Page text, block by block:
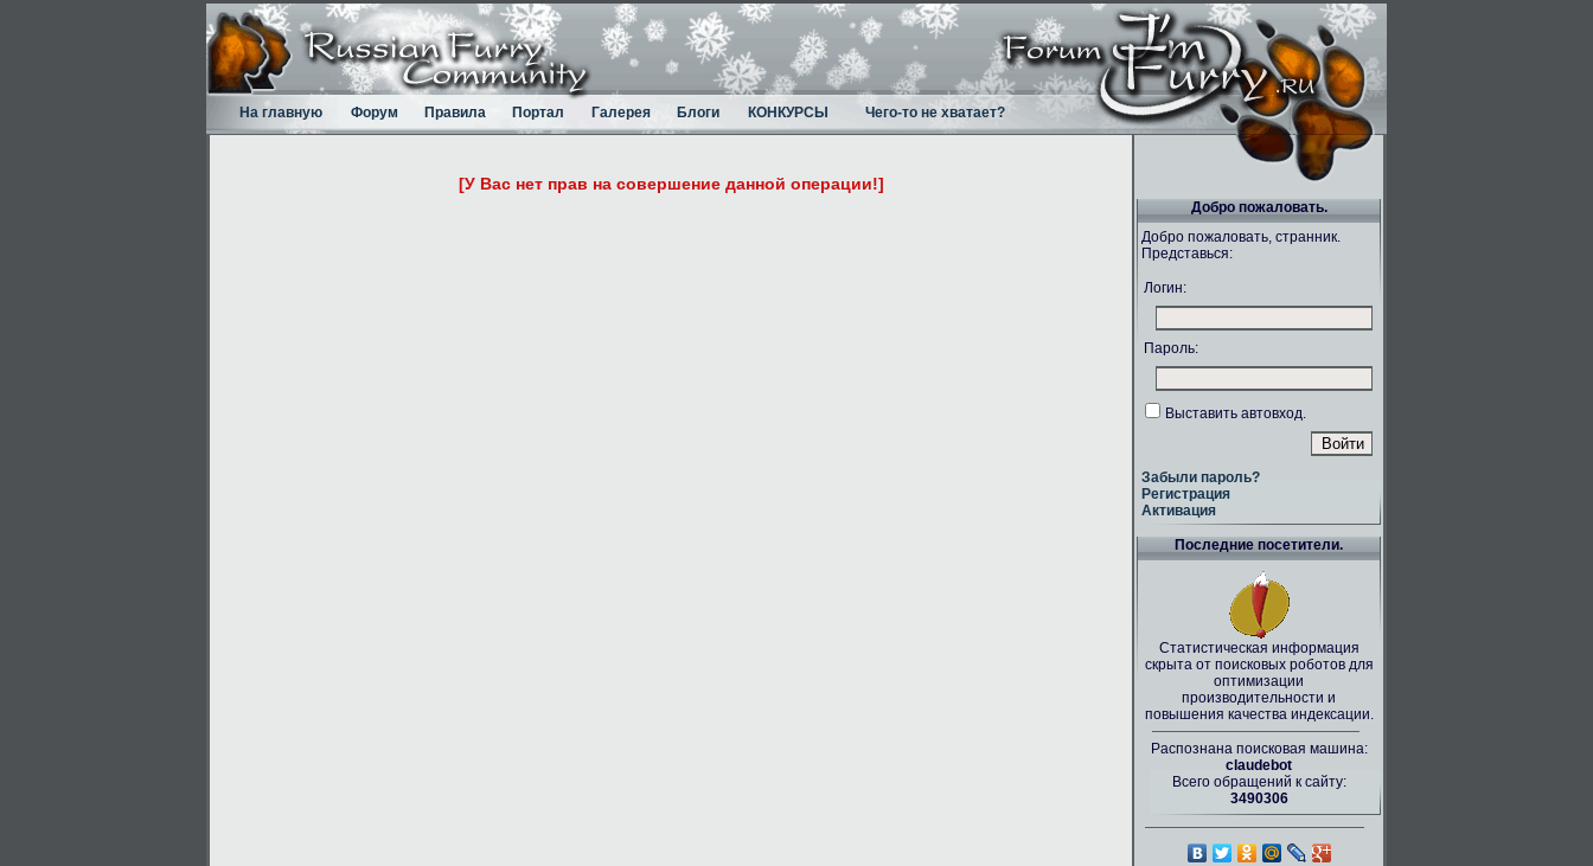
На главную Форум Правила Портал Галерея Блоги КОНКУРСЫ Чего-то не хватает?
[У Вас нет прав на совершение данной операции!]
Добро пожаловать.
Добро пожаловать, странник.
Представься:
Логин:
Пароль:
Выставить автовход.
Забыли пароль?
Регистрация
Активация
Последние посетители.
Статистическая информация
скрыта от поисковых роботов для
оптимизации
производительности и
повышения качества индексации.
Распознана поисковая машина:
claudebot
Всего обращений к сайту:
3490306